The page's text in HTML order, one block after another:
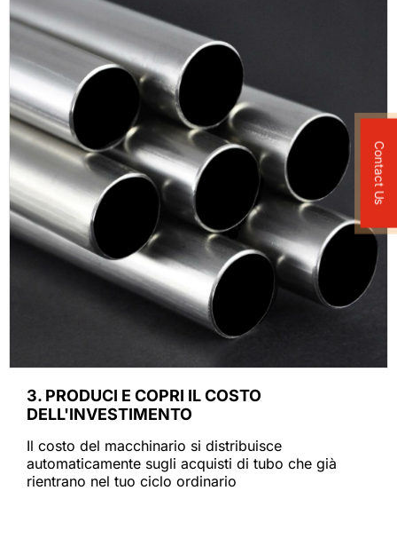
3. PRODUCI E COPRI IL COSTO
DELL'INVESTIMENTO
Il costo del macchinario si distribuisce
automaticamente sugli acquisti di tubo che già
rientrano nel tuo ciclo ordinario
Contact Us